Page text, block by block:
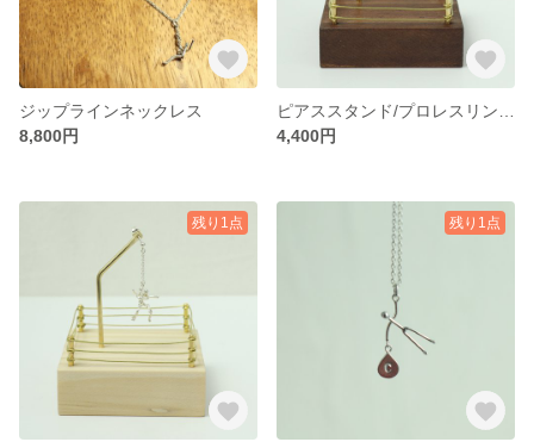
ジップラインネックレス
8,800円
4,400円
残り1点 残り1点